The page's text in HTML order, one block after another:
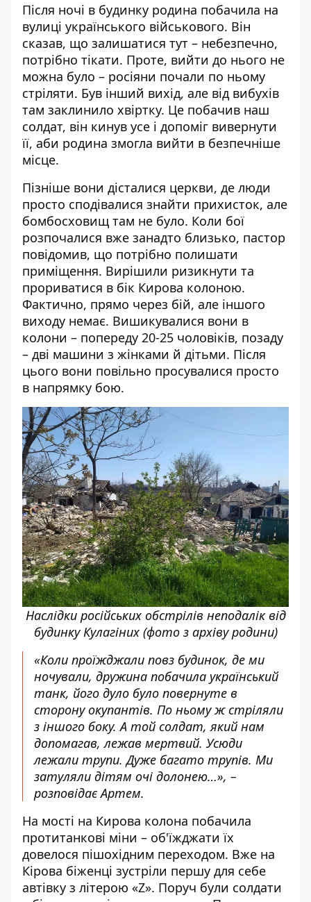
Після ночі в будинку родина побачила на
вулиці українського військового. Він
сказав, що залишатися тут – небезпечно,
потрібно тікати. Проте, вийти до нього не
можна було – росіяни почали по ньому
стріляти. Був інший вихід, але від вибухів
там заклинило хвіртку. Це побачив наш
солдат, він кинув усе і допоміг вивернути
її, аби родина змогла вийти в безпечніше
місце.
Пізніше вони дісталися церкви, де люди
просто сподівалися знайти прихисток, але
бомбосховищ там не було. Коли бої
розпочалися вже занадто близько, пастор
повідомив, що потрібно полишати
приміщення. Вирішили ризикнути та
прориватися в бік Кирова колоною.
Фактично, прямо через бій, але іншого
виходу немає. Вишикувалися вони в
колони – попереду 20-25 чоловіків, позаду
– дві машини з жінками й дітьми. Після
цього вони повільно просувалися просто
в напрямку бою.
Наслідки російських обстрілів неподалік від
будинку Кулагіних (фото з архіву родини)
«Коли проїжджали повз будинок, де ми
ночували, дружина побачила український
танк, його дуло було повернуте в
сторону окупантів. По ньому ж стріляли
з іншого боку. А той солдат, який нам
допомагав, лежав мертвий. Усюди
лежали трупи. Дуже багато трупів. Ми
затуляли дітям очі долонею…», –
розповідає Артем.
На мості на Кирова колона побачила
протитанкові міни – об'їжджати їх
довелося пішохідним переходом. Вже на
Кірова біженці зустріли першу для себе
автівку з літерою «Z». Поруч були солдати